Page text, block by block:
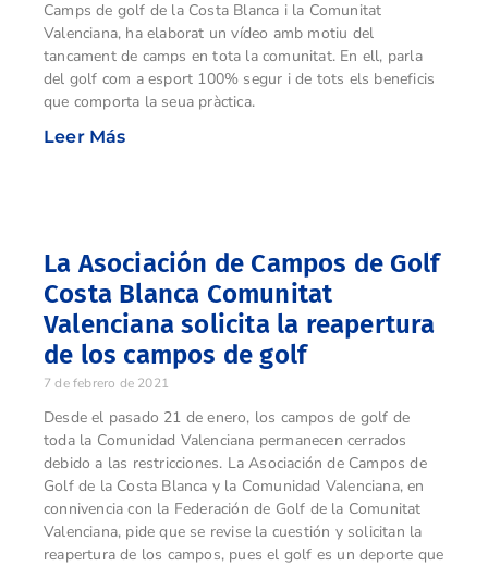
Camps de golf de la Costa Blanca i la Comunitat
Valenciana, ha elaborat un vídeo amb motiu del
tancament de camps en tota la comunitat. En ell, parla
del golf com a esport 100% segur i de tots els beneficis
que comporta la seua pràctica.
Leer Más
La Asociación de Campos de Golf
Costa Blanca Comunitat
Valenciana solicita la reapertura
de los campos de golf
7 de febrero de 2021
Desde el pasado 21 de enero, los campos de golf de
toda la Comunidad Valenciana permanecen cerrados
debido a las restricciones. La Asociación de Campos de
Golf de la Costa Blanca y la Comunidad Valenciana, en
connivencia con la Federación de Golf de la Comunitat
Valenciana, pide que se revise la cuestión y solicitan la
reapertura de los campos, pues el golf es un deporte que